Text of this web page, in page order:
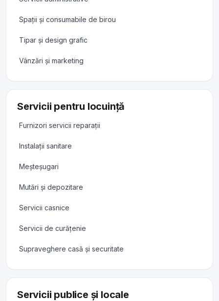
Spații și consumabile de birou
Tipar și design grafic
Vânzări și marketing
Servicii pentru locuință
Furnizori servicii reparații
Instalații sanitare
Meșteșugari
Mutări și depozitare
Servicii casnice
Servicii de curățenie
Supraveghere casă și securitate
Servicii publice și locale